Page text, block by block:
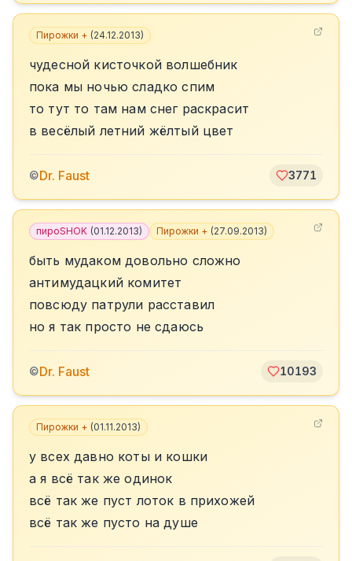
Пирожки + (24.12.2013)
чудесной кисточкой волшебник
пока мы ночью сладко спим
то тут то там нам снег раскрасит
в весёлый летний жёлтый цвет
©Dr. Faust 3771
пироSHOK (01.12.2013) Пирожки + (27.09.2013)
быть мудаком довольно сложно
антимудацкий комитет
повсюду патрули расставил
но я так просто не сдаюсь
©Dr. Faust 10193
Пирожки + (01.11.2013)
у всех давно коты и кошки
а я всё так же одинок
всё так же пуст лоток в прихожей
всё так же пусто на душе